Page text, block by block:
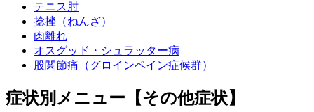
テニス肘
捻挫（ねんざ）
肉離れ
オスグッド・シュラッター病
股関節痛（グロインペイン症候群）
症状別メニュー【その他症状】